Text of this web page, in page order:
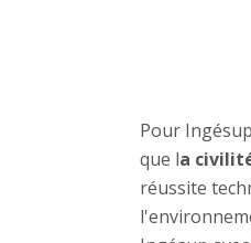
Pour
que la
réussite